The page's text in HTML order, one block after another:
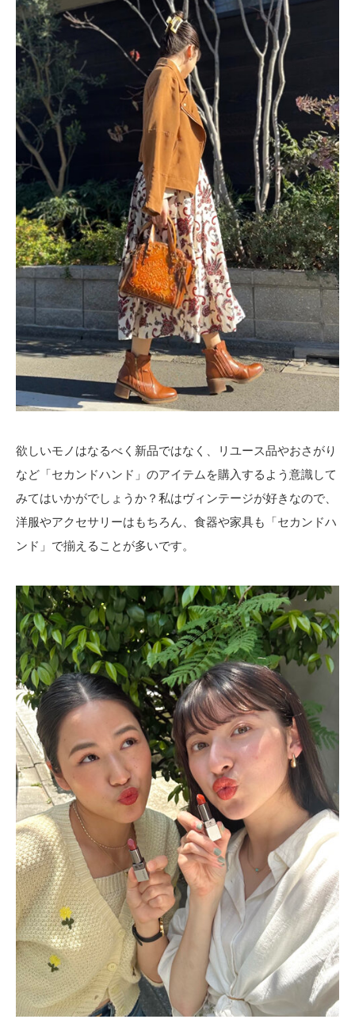
欲しいモノはなるべく新品ではなく、リユース品やおさがり
など「セカンドハンド」のアイテムを購入するよう意識して
みてはいかがでしょうか？私はヴィンテージが好きなので、
洋服やアクセサリーはもちろん、食器や家具も「セカンドハ
ンド」で揃えることが多いです。